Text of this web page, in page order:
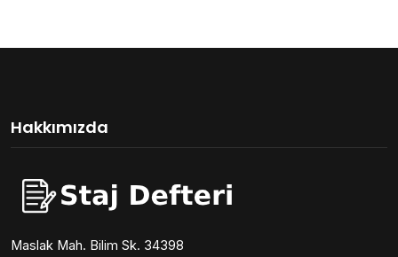
Hakkımızda
Maslak Mah. Bilim Sk. 34398